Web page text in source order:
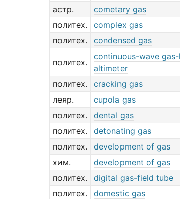
астр.
cometary gas
политех.
complex gas
политех.
condensed gas
политех.
continuous-wave
altimeter
политех.
cracking gas
леяр.
cupola gas
политех.
dental gas
политех.
detonating gas
политех.
development of gas
хим.
development of gas
политех.
digital gas-field tube
политех.
domestic gas